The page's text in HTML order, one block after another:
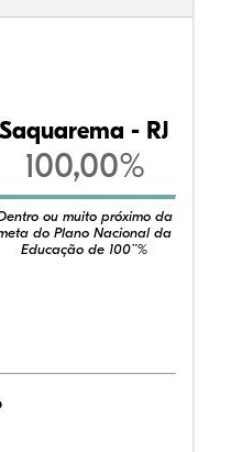
Saquarema - RJ
100,00%
ou muito próximo da
do Plano Nacional da
Educação de 100¨%